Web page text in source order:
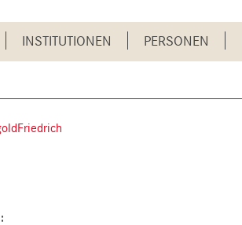
INSTITUTIONEN PERSONEN